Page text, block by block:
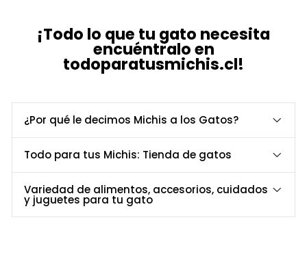
¡Todo lo que tu gato necesita
encuéntralo en
todoparatusmichis.cl!
¿Por qué le decimos Michis a los Gatos?
Todo para tus Michis: Tienda de gatos
Variedad de alimentos, accesorios, cuidados
y juguetes para tu gato